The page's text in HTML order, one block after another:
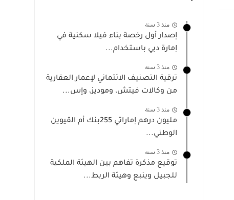
منذ 3 سنة
إصدار أول رخصة بناء فيلا سكنية في
إمارة دبي باستخدام...
منذ 3 سنة
ترقية التصنيف الائتماني لإعمار العقارية
من وكالات فيتش، وموديز، وإس...
منذ 3 سنة
مليون درهم إماراتي 255بنك أم القيوين
الوطني...
منذ 3 سنة
توقيع مذكرة تفاهم بين الهيئة الملكية
للجبيل وينبع وهيئة الربط...